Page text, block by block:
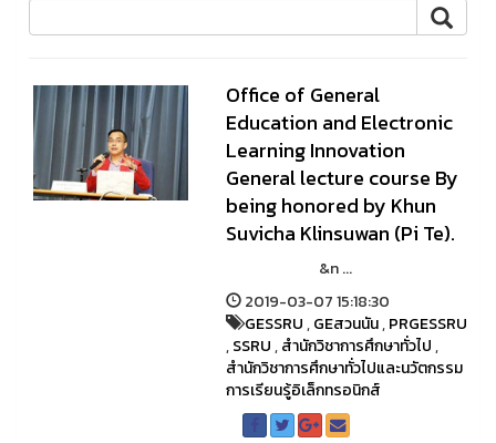
Office of General
Education and Electronic
Learning Innovation
General lecture course By
being honored by Khun
Suvicha Klinsuwan (Pi Te).
&n ...
2019-03-07 15:18:30
GESSRU,GEสวนนัน,PRGESSRU
,SSRU,สำนักวิชาการศึกษาทั่วไป,
สำนักวิชาการศึกษาทั่วไปและนวัตกรรม
การเรียนรู้อิเล็กทรอนิกส์